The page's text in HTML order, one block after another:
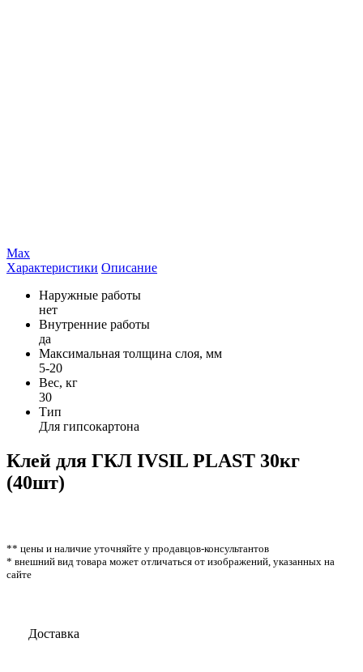
Max
Характеристики Описание
Наружные работы
нет
Внутренние работы
да
Максимальная толщина слоя, мм
5-20
Вес, кг
30
Тип
Для гипсокартона
Клей для ГКЛ IVSIL PLAST 30кг
(40шт)
** цены и наличие уточняйте у продавцов-консультантов
* внешний вид товара может отличаться от изображений, указанных на
сайте
Доставка